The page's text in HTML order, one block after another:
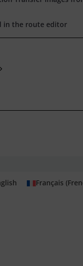
in the route editor
Français (